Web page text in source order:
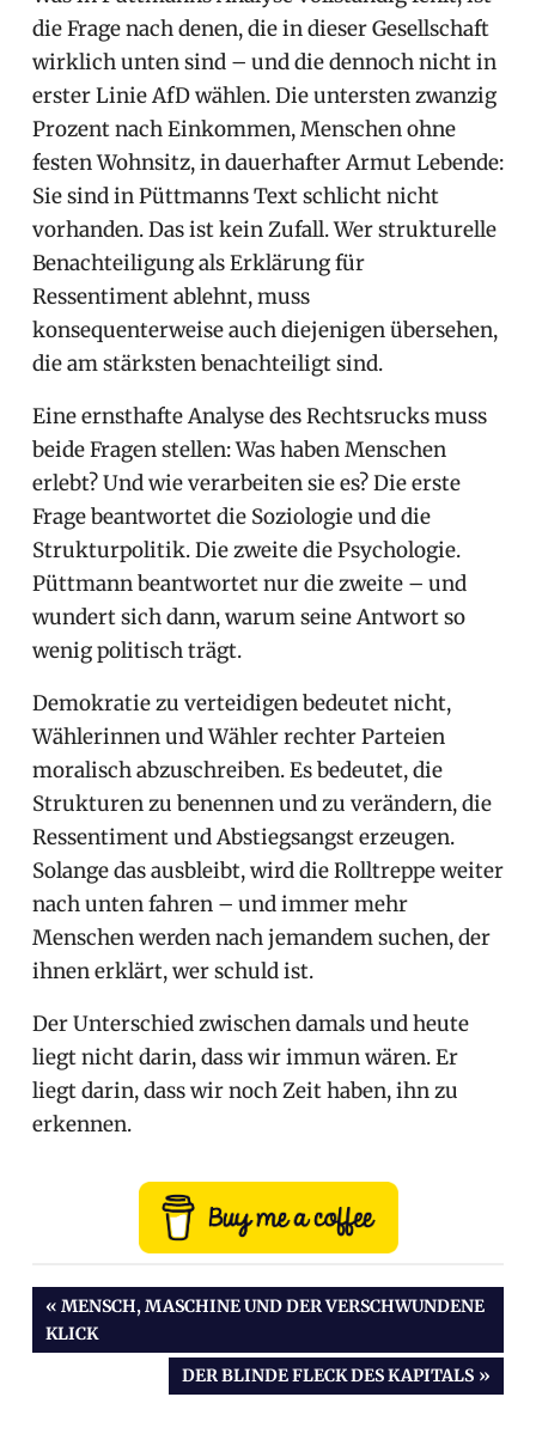
die Frage nach denen, die in dieser Gesellschaft
wirklich unten sind – und die dennoch nicht in
erster Linie AfD wählen. Die untersten zwanzig
Prozent nach Einkommen, Menschen ohne
festen Wohnsitz, in dauerhafter Armut Lebende:
Sie sind in Püttmanns Text schlicht nicht
vorhanden. Das ist kein Zufall. Wer strukturelle
Benachteiligung als Erklärung für
Ressentiment ablehnt, muss
konsequenterweise auch diejenigen übersehen,
die am stärksten benachteiligt sind.
Eine ernsthafte Analyse des Rechtsrucks muss
beide Fragen stellen: Was haben Menschen
erlebt? Und wie verarbeiten sie es? Die erste
Frage beantwortet die Soziologie und die
Strukturpolitik. Die zweite die Psychologie.
Püttmann beantwortet nur die zweite – und
wundert sich dann, warum seine Antwort so
wenig politisch trägt.
Demokratie zu verteidigen bedeutet nicht,
Wählerinnen und Wähler rechter Parteien
moralisch abzuschreiben. Es bedeutet, die
Strukturen zu benennen und zu verändern, die
Ressentiment und Abstiegsangst erzeugen.
Solange das ausbleibt, wird die Rolltreppe weiter
nach unten fahren – und immer mehr
Menschen werden nach jemandem suchen, der
ihnen erklärt, wer schuld ist.
Der Unterschied zwischen damals und heute
liegt nicht darin, dass wir immun wären. Er
liegt darin, dass wir noch Zeit haben, ihn zu
erkennen.
Beitragsnavigation
VORHERIGER
BEITRAG:
MENSCH, MASCHINE UND DER VERSCHWUNDENE
KLICK
NÄCHSTER
BEITRAG:
DER BLINDE FLECK DES KAPITALS